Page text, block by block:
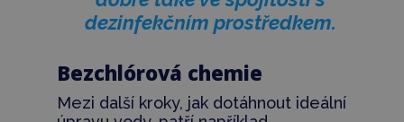
dezinfekčním prostředkem.
Bezchlórová chemie
Mezi další kroky, jak dotáhnout ideální